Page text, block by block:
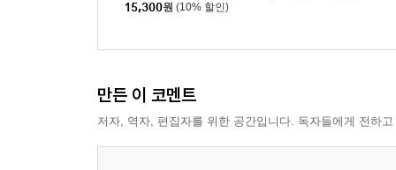
15,300원 (10% 할인)
만든 이 코멘트
저자, 역자, 편집자를 위한 공간입니다. 독자들에게 전하